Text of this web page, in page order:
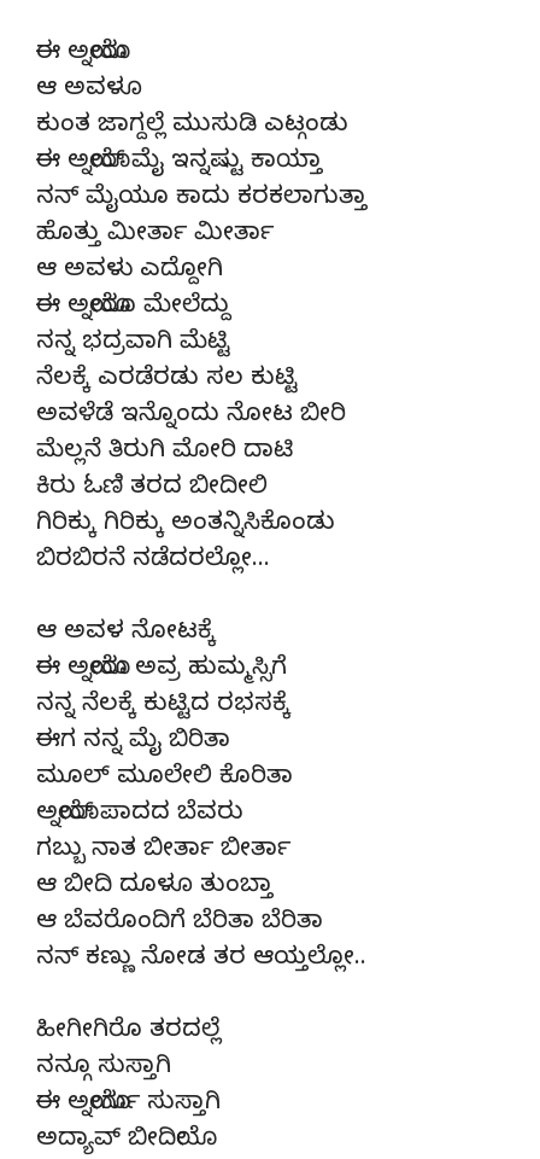
ಈ ಅಯ್ನೋರು
ಆ ಅವಳೂ
ಕುಂತ ಜಾಗ್ದಲ್ಲೆ ಮುಸುಡಿ ಎಟ್ಗಂಡು
ಈ ಅಯ್ನೋರ್ ಮೈ ಇನ್ನಷ್ಟು ಕಾಯ್ತಾ
ನನ್ ಮೈಯೂ ಕಾದು ಕರಕಲಾಗುತ್ತಾ
ಹೊತ್ತು ಮೀರ್ತಾ ಮೀರ್ತಾ
ಆ ಅವಳು ಎದ್ದೋಗಿ
ಈ ಅಯ್ನೋರೂ ಮೇಲೆದ್ದು
ನನ್ನ ಭದ್ರವಾಗಿ ಮೆಟ್ಟಿ
ನೆಲಕ್ಕೆ ಎರಡೆರಡು ಸಲ ಕುಟ್ಟಿ
ಅವಳೆಡೆ ಇನ್ನೊಂದು ನೋಟ ಬೀರಿ
ಮೆಲ್ಲನೆ ತಿರುಗಿ ಮೋರಿ ದಾಟಿ
ಕಿರು ಓಣಿ ತರದ ಬೀದೀಲಿ
ಗಿರಿಕ್ಕು ಗಿರಿಕ್ಕು ಅಂತನ್ನಿಸಿಕೊಂಡು
ಬಿರಬಿರನೆ ನಡೆದರಲ್ಲೋ…
ಆ ಅವಳ ನೋಟಕ್ಕೆ
ಈ ಅಯ್ನೋರು ಅವ್ರ ಹುಮ್ಮಸ್ಸಿಗೆ
ನನ್ನ ನೆಲಕ್ಕೆ ಕುಟ್ಟಿದ ರಭಸಕ್ಕೆ
ಈಗ ನನ್ನ ಮೈ ಬಿರಿತಾ
ಮೂಲ್ ಮೂಲೇಲಿ ಕೊರಿತಾ
ಅಯ್ನೋರ್ ಪಾದದ ಬೆವರು
ಗಬ್ಬು ನಾತ ಬೀರ್ತಾ ಬೀರ್ತಾ
ಆ ಬೀದಿ ದೂಳೂ ತುಂಬ್ತಾ
ಆ ಬೆವರೊಂದಿಗೆ ಬೆರಿತಾ ಬೆರಿತಾ
ನನ್ ಕಣ್ಣು ನೋಡ ತರ ಆಯ್ತಲ್ಲೋ..
ಹೀಗೀಗಿರೊ ತರದಲ್ಲೆ
ನನ್ಗೂ ಸುಸ್ತಾಗಿ
ಈ ಅಯ್ನೋರ್ಗು ಸುಸ್ತಾಗಿ
ಅದ್ಯಾವ್ ಬೀದಿಯೋ